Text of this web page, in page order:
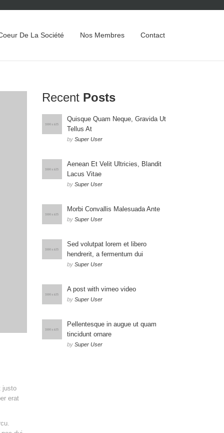
De La Société Nos Membres Contact
justo
erat
Recent Posts
Quisque Quam Neque, Gravida Ut
Tellus At
by Super User
Aenean Et Velit Ultricies, Blandit
Lacus Vitae
by Super User
Morbi Convallis Malesuada Ante
by Super User
Sed volutpat lorem et libero
hendrerit, a fermentum dui
by Super User
A post with vimeo video
by Super User
Pellentesque in augue ut quam
tincidunt ornare
by Super User